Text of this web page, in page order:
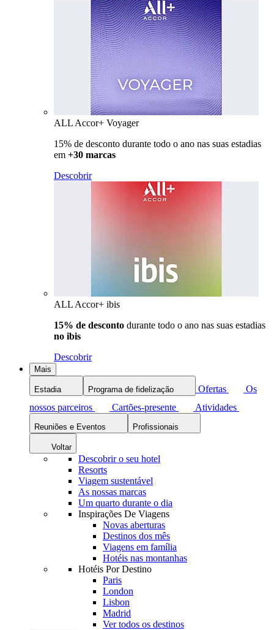
ALL Accor+ Voyager
15% de desconto durante todo o ano nas suas estadias
em +30 marcas
Descobrir
ALL Accor+ ibis
15% de desconto durante todo o ano nas suas estadias
no ibis
Descobrir
Mais
Estadia Programa de fidelização Ofertas
Os
nossos parceiros
Cartões-presente Atividades
Reuniões e Eventos Profissionais
Voltar
Descobrir o seu hotel
Resorts
Viagem sustentável
As nossas marcas
Um quarto durante o dia
Inspirações De Viagens
Novas aberturas
Destinos dos mês
Viagens em família
Hotéis nas montanhas
Hotéis Por Destino
Paris
London
Lisbon
Madrid
Ver todos os destinos